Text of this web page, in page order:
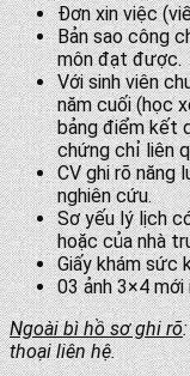
Đơn xin việc
Bản sao công
môn đạt được.
Với sinh viên
năm cuối (học
bảng điểm kết
chứng chỉ liên
CV ghi rõ năng
nghiên cứu.
Sơ yếu lý lịch
hoặc của nhà
Giấy khám sức
03 ảnh 3×4 mới
Ngoài bì hồ sơ ghi rõ
thoại liên hệ.